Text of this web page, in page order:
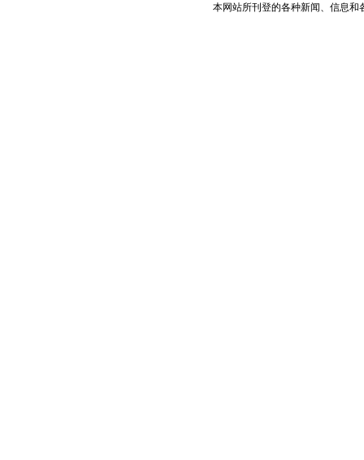
本网站所刊登的各种新闻、信息